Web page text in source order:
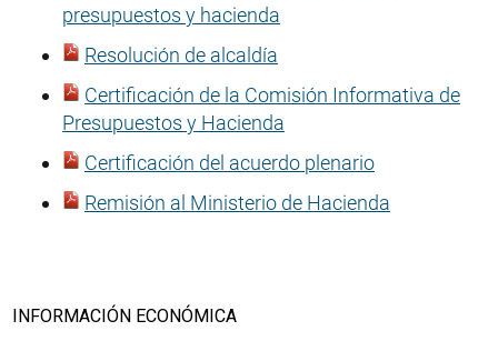
presupuestos y hacienda
Resolución de alcaldía
Certificación de la Comisión Informativa de
Presupuestos y Hacienda
Certificación del acuerdo plenario
Remisión al Ministerio de Hacienda
INFORMACIÓN ECONÓMICA